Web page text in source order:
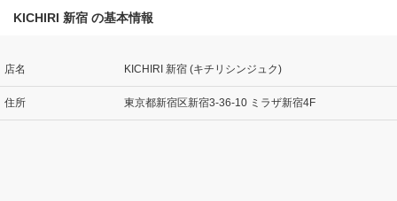
KICHIRI 新宿 の基本情報
店名 KICHIRI 新宿 (キチリシンジュク)
住所 東京都新宿区新宿3-36-10 ミラザ新宿4F